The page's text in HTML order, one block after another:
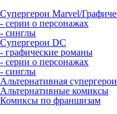
Супергерои Marvel/
- серии о персонажах
- синглы
Супергерои DC
- графические романы
- серии о персонажах
- синглы
Альтернативная
Альтернативные комиксы
Комиксы по франшизам